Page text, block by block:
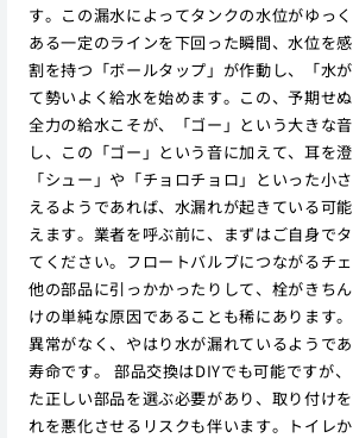
す。この漏水によってタンクの水位がゆっく
ある一定のラインを下回った瞬間、水位を
割を持つ「ボールタップ」が作動し、「水
て勢いよく給水を始めます。この、予期せ
全力の給水こそが、「ゴー」という大きな
し、この「ゴー」という音に加えて、耳を
「シュー」や「チョロチョロ」といった小
えるようであれば、水漏れが起きている可
えます。業者を呼ぶ前に、まずはご自身で
てください。フロートバルブにつながるチェ
他の部品に引っかかったりして、栓がきち
けの単純な原因であることも稀にあります
異常がなく、やはり水が漏れているようで
寿命です。 部品交換はDIYでも可能ですが
た正しい部品を選ぶ必要があり、取り付け
れを悪化させるリスクも伴います。トイレ